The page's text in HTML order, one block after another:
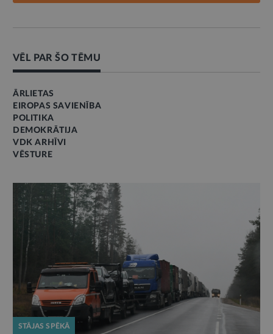
VĒL PAR ŠO TĒMU
ĀRLIETAS
EIROPAS SAVIENĪBA
POLITIKA
DEMOKRĀTIJA
VDK ARHĪVI
VĒSTURE
STĀJAS SPĒKĀ